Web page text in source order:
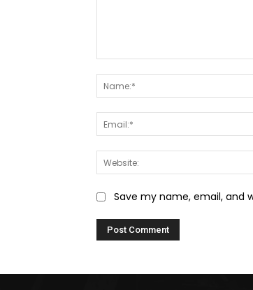
Save my name, email, and